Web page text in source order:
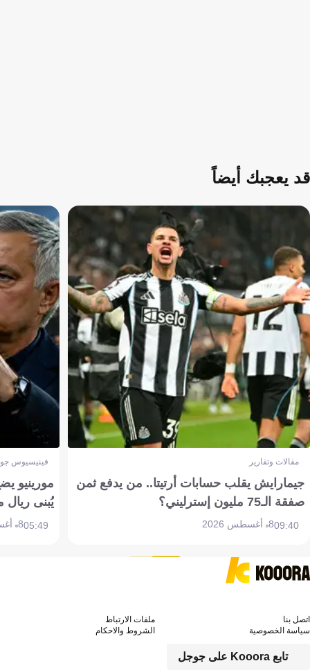
قد يعجبك أيضاً
مقالات وتقارير
جيمارايش يقلب حسابات أرتيتا.. من يدفع ثمن
صفقة الـ75 مليون إسترليني؟
09:408 أغسطس 2026
فينيسيوس
مورينيو
يُبنى ريال
05:498 أغسطس 2026
تابع Kooora على جوجل
اتصل بنا
ملفات الارتباط
سياسة الخصوصية
الشروط والاحكام